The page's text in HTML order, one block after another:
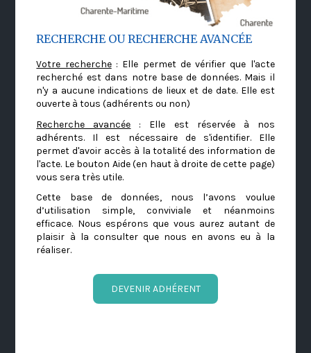
RECHERCHE OU RECHERCHE AVANCÉE
Votre recherche: Elle permet de vérifier que l'acte
recherché est dans notre base de données. Mais il
n'y a aucune indications de lieux et de date. Elle est
ouverte à tous (adhérents ou non)
Recherche avancée : Elle est réservée à nos
adhérents. Il est nécessaire de s'identifier. Elle
permet d'avoir accès à la totalité des information de
l'acte. Le bouton Aide (en haut à droite de cette page)
vous sera très utile.
Cette base de données, nous l’avons voulue
d’utilisation simple, conviviale et néanmoins
efficace. Nous espérons que vous aurez autant de
plaisir à la consulter que nous en avons eu à la
réaliser.
DEVENIR ADHÉRENT